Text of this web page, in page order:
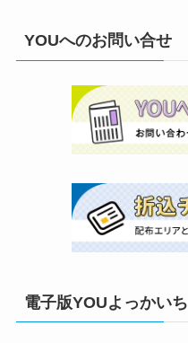
YOUへのお問い合せ
電子版YOUよっかいち